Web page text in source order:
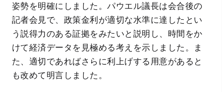
姿勢を明確にしました。パウエル議長は会合後の
記者会見で、政策金利が適切な水準に達したとい
う説得力のある証拠をみたいと説明し、時間をか
けて経済データを見極める考えを示しました。ま
た、適切であればさらに利上げする用意があると
も改めて明言しました。